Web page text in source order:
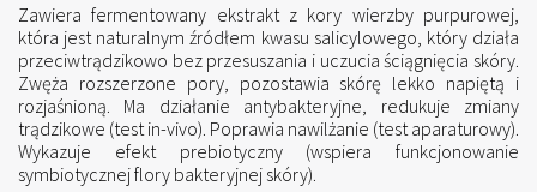
Zawiera fermentowany ekstrakt z kory wierzby purpurowej,
która jest naturalnym źródłem kwasu salicylowego, który działa
przeciwtrądzikowo bez przesuszania i uczucia ściągnięcia skóry.
Zwęża rozszerzone pory, pozostawia skórę lekko napiętą i
rozjaśnioną. Ma działanie antybakteryjne, redukuje zmiany
trądzikowe (test in-vivo). Poprawia nawilżanie (test aparaturowy).
Wykazuje efekt prebiotyczny (wspiera funkcjonowanie
symbiotycznej flory bakteryjnej skóry).